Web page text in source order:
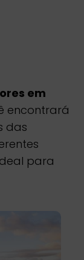
em
encontrará
das
para